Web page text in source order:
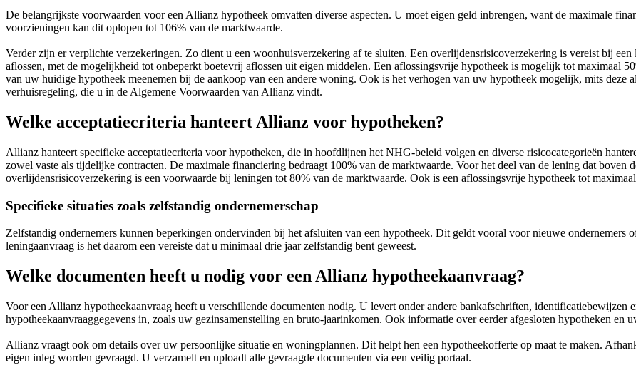
De belangrijkste voorwaarden voor een Allianz hypotheek omvatten diverse aspecten. U moet eigen geld inbrengen, want de maximale
voorzieningen kan dit oplopen tot 106% van de marktwaarde.
Verder zijn er verplichte verzekeringen. Zo dient u een woonhuisverzekering af te sluiten. Een overlijdensrisicoverzekering is vereist bij
aflossen, met de mogelijkheid tot onbeperkt boetevrij aflossen uit eigen middelen. Een aflossingsvrije hypotheek is mogelijk tot maximaal
van uw huidige hypotheek meenemen bij de aankoop van een andere woning. Ook is het verhogen van uw hypotheek mogelijk, mits
verhuisregeling, die u in de Algemene Voorwaarden van Allianz vindt.
Welke acceptatiecriteria hanteert Allianz voor hypotheken?
Allianz hanteert specifieke acceptatiecriteria voor hypotheken, die in hoofdlijnen het NHG-beleid volgen en diverse risicocategorieën
zowel vaste als tijdelijke contracten. De maximale financiering bedraagt 100% van de marktwaarde. Voor het deel van de lening dat boven
overlijdensrisicoverzekering is een voorwaarde bij leningen tot 80% van de marktwaarde. Ook is een aflossingsvrije hypotheek tot
Specifieke situaties zoals zelfstandig ondernemerschap
Zelfstandig ondernemers kunnen beperkingen ondervinden bij het afsluiten van een hypotheek. Dit geldt vooral voor nieuwe ondernemers
leningaanvraag is het daarom een vereiste dat u minimaal drie jaar zelfstandig bent geweest.
Welke documenten heeft u nodig voor een Allianz hypotheekaanvraag?
Voor een Allianz hypotheekaanvraag heeft u verschillende documenten nodig. U levert onder andere bankafschriften, identificatiebewijzen
hypotheekaanvraaggegevens in, zoals uw gezinsamenstelling en bruto-jaarinkomen. Ook informatie over eerder afgesloten hypotheken en
Allianz vraagt ook om details over uw persoonlijke situatie en woningplannen. Dit helpt hen een hypotheekofferte op maat te maken.
eigen inleg worden gevraagd. U verzamelt en uploadt alle gevraagde documenten via een veilig portaal.